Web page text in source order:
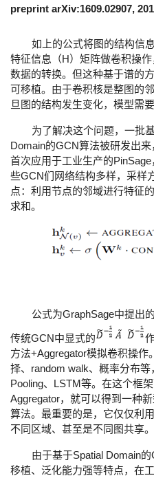
preprint arXiv:1609.02907,
如上的公式将图的结构信
特征信息（H）矩阵做卷积操
数据的转换。但这种基于谱的
可移植。由于卷积核是整图的
旦图的结构发生变化，模型需要
为了解决这个问题，一批
Domain的GCN算法被研发出
首次应用于工业生产的PinSage
些GCN们网络结构多样，采样
点：利用节点的邻域进行特征
求和。
公式为GraphSage中提出
传统GCN中显式的
方法+Aggregator模拟卷积操作
择、 random walk、概率分布等
Pooling、 LSTM等。在这个框
Aggregator，就可以得到一种
算法。最重要的是，它仅仅利
不同区域、甚至是不同图共享。
由于基于Spatial Domain的
移植、泛化能力强等特点，在